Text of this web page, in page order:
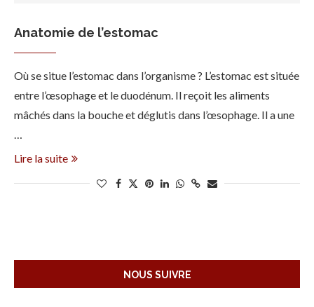
Anatomie de l’estomac
Où se situe l’estomac dans l’organisme ? L’estomac est située
entre l’œsophage et le duodénum. Il reçoit les aliments
mâchés dans la bouche et déglutis dans l’œsophage. Il a une
…
Lire la suite
NOUS SUIVRE